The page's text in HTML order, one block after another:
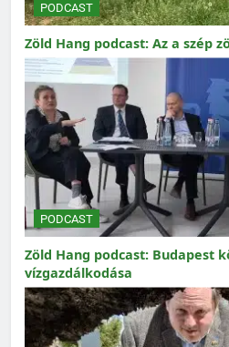
PODCAST
Zöld Hang podcast: Az a szép
PODCAST
Zöld Hang podcast: Budapest
vízgazdálkodása